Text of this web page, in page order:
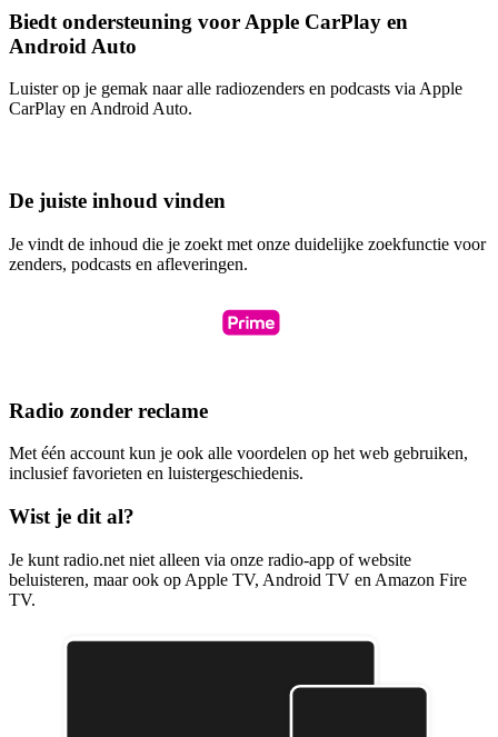
Biedt ondersteuning voor Apple CarPlay en
Android Auto
Luister op je gemak naar alle radiozenders en podcasts via Apple
CarPlay en Android Auto.
De juiste inhoud vinden
Je vindt de inhoud die je zoekt met onze duidelijke zoekfunctie voor
zenders, podcasts en afleveringen.
Radio zonder reclame
Met één account kun je ook alle voordelen op het web gebruiken,
inclusief favorieten en luistergeschiedenis.
Wist je dit al?
Je kunt radio.net niet alleen via onze radio-app of website
beluisteren, maar ook op Apple TV, Android TV en Amazon Fire
TV.